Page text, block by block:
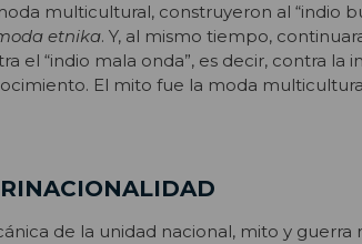
multicultural, construyeron al “indio
etnika. Y, al mismo tiempo,
el “indio mala onda”, es decir, contra la
El mito fue la moda
de la unidad nacional, mito y guerra